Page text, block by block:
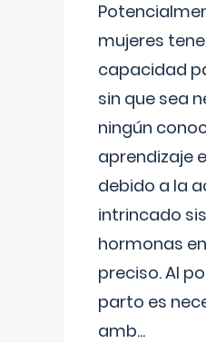
mujeres
capacidad
sin que sea
ningún
aprendizaje
debido a la
intrincado
hormonas
preciso. Al
parto es
amb...